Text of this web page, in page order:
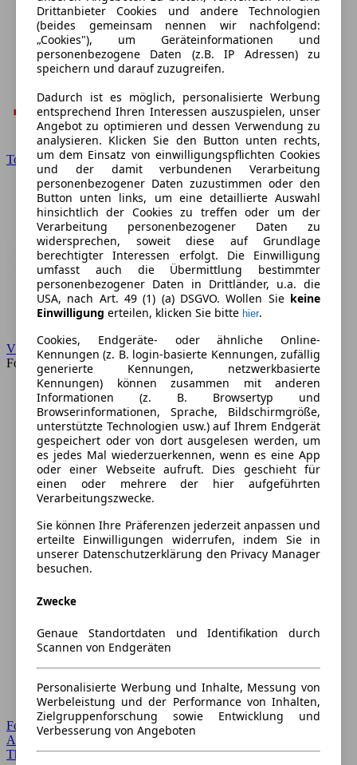
Toyota
VW
Forum
Forum Startseite
Alle Auto-Foren
Themen-Forum
Drittanbieter Cookies und andere Technologien
(beides gemeinsam nennen wir nachfolgend:
„Cookies"), um Geräteinformationen und
personenbezogene Daten (z.B. IP Adressen) zu
speichern und darauf zuzugreifen.
Dadurch ist es möglich, personalisierte Werbung
entsprechend Ihren Interessen auszuspielen, unser
Angebot zu optimieren und dessen Verwendung zu
analysieren. Klicken Sie den Button unten rechts,
um dem Einsatz von einwilligungspflichten Cookies
und der damit verbundenen Verarbeitung
personenbezogener Daten zuzustimmen oder den
Button unten links, um eine detaillierte Auswahl
hinsichtlich der Cookies zu treffen oder um der
Verarbeitung personenbezogener Daten zu
widersprechen, soweit diese auf Grundlage
berechtigter Interessen erfolgt. Die Einwilligung
umfasst auch die Übermittlung bestimmter
personenbezogener Daten in Drittländer, u.a. die
USA, nach Art. 49 (1) (a) DSGVO. Wollen Sie keine
Einwilligung erteilen, klicken Sie bitte hier.
Cookies, Endgeräte- oder ähnliche Online-
Kennungen (z. B. login-basierte Kennungen, zufällig
generierte Kennungen, netzwerkbasierte
Kennungen) können zusammen mit anderen
Informationen (z. B. Browsertyp und
Browserinformationen, Sprache, Bildschirmgröße,
unterstützte Technologien usw.) auf Ihrem Endgerät
gespeichert oder von dort ausgelesen werden, um
es jedes Mal wiederzuerkennen, wenn es eine App
oder einer Webseite aufruft. Dies geschieht für
einen oder mehrere der hier aufgeführten
Verarbeitungszwecke.
Sie können Ihre Präferenzen jederzeit anpassen und
erteilte Einwilligungen widerrufen, indem Sie in
unserer Datenschutzerklärung den Privacy Manager
besuchen.
Zwecke
Genaue Standortdaten und Identifikation durch
Scannen von Endgeräten
Personalisierte Werbung und Inhalte, Messung von
Werbeleistung und der Performance von Inhalten,
Zielgruppenforschung sowie Entwicklung und
Verbesserung von Angeboten